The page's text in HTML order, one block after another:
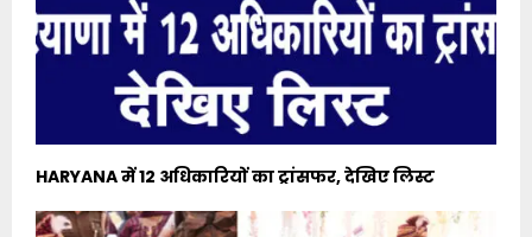
HARYANA में 12 अधिकारियों का ट्रांसफर, देखिए लिस्ट